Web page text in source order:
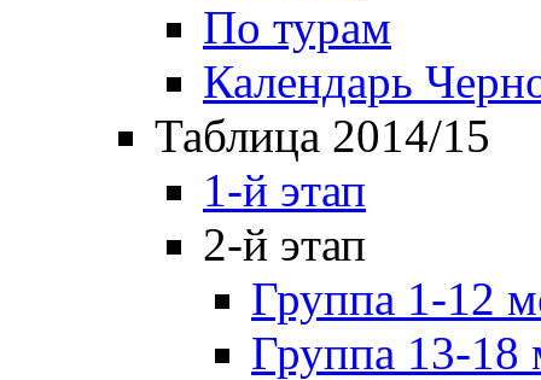
По турам
Календарь
Таблица 2014/15
1-й этап
2-й этап
Группа 1-12
Группа 13-18